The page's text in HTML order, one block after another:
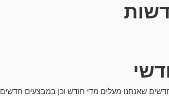
שאנחנו מעלים מדי חודש וכן במבצעים חדשים